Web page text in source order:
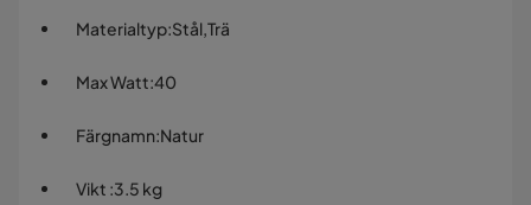
Materialtyp:Stål,Trä
Max Watt:40
Färgnamn:Natur
Vikt :3.5 kg